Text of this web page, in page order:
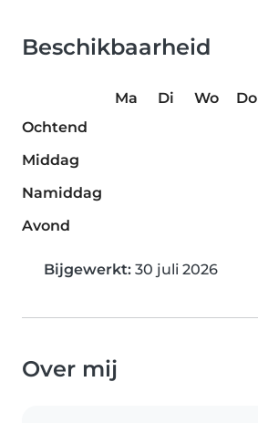
Beschikbaarheid
Ma Di Wo Do
Ochtend
Middag
Namiddag
Avond
Bijgewerkt: 30 juli 2026
Over mij